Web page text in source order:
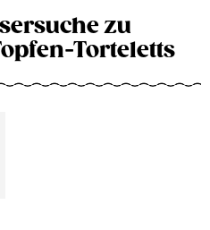
zu
Torteletts